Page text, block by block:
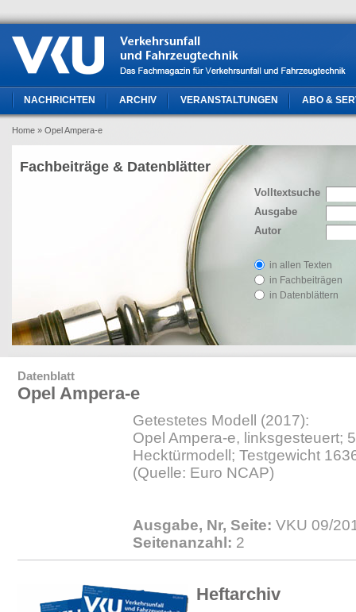
NACHRICHTEN ARCHIV VERANSTALTUNGEN ABO &
Home » Opel Ampera-e
Volltextsuche
Ausgabe
Autor
in allen Texten
in Fachbeiträgen
in Datenblättern
Fachbeiträge & Datenblätter
Datenblatt
Opel Ampera-e
Getestetes Modell (2017):
Opel Ampera-e, linksgesteuert;
Hecktürmodell; Testgewicht
(Quelle: Euro NCAP)
Ausgabe, Nr, Seite: VKU 09/
Seitenanzahl: 2
Heftarchiv